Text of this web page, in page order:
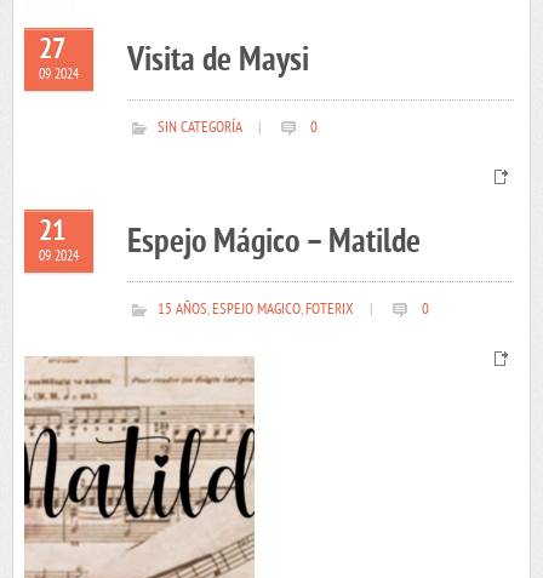
27
09 2024 Visita de Maysi
SIN CATEGORÍA 0
21
09 2024 Espejo Mágico – Matilde
15 AÑOS,ESPEJO MAGICO,FOTERIX 0